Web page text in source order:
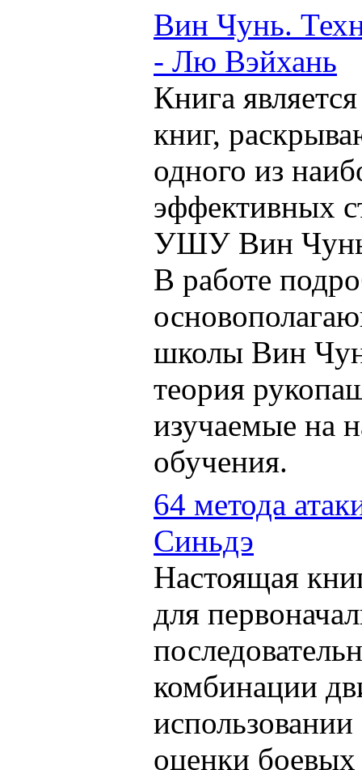
Вин Чунь.
- Лю Вэйхань
Книга
книг,
одного из
эффективных
УШУ Вин
В работе
школы Вин
теория
изучаемые на
обучения.
64 метода
Синьдэ
Настоящая
для
комбинации
оценки